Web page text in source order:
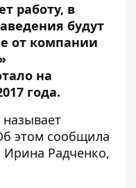
работу, в
будут
от компании
на
года.
этом сообщила
Ирина Радченко,